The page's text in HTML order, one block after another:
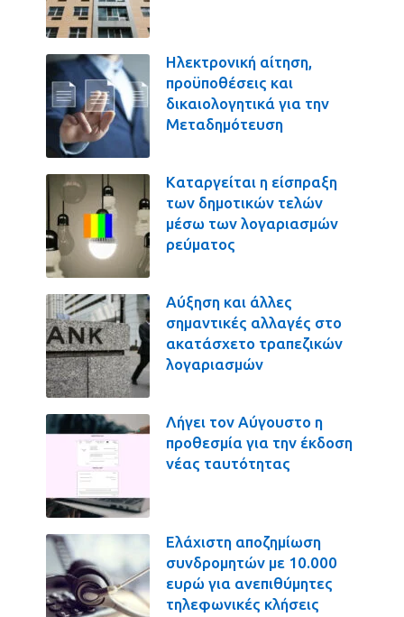
Ηλεκτρονική αίτηση,
προϋποθέσεις και
δικαιολογητικά για την
Μεταδημότευση
Καταργείται η είσπραξη
των δημοτικών τελών
μέσω των λογαριασμών
ρεύματος
Αύξηση και άλλες
σημαντικές αλλαγές στο
ακατάσχετο τραπεζικών
λογαριασμών
Λήγει τον Αύγουστο η
προθεσμία για την έκδοση
νέας ταυτότητας
Ελάχιστη αποζημίωση
συνδρομητών με 10.000
ευρώ για ανεπιθύμητες
τηλεφωνικές κλήσεις